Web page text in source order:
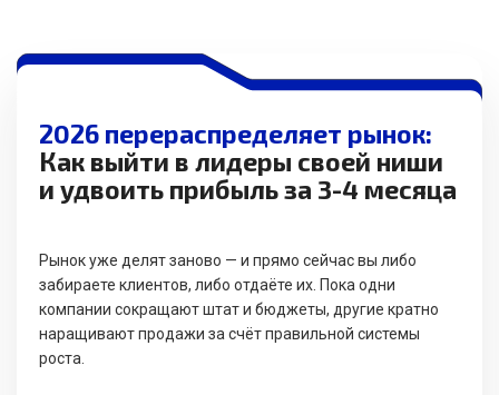
2026 перераспределяет рынок:
Как выйти в лидеры своей ниши
и удвоить прибыль за 3-4 месяца
Рынок уже делят заново — и прямо сейчас вы либо
забираете клиентов, либо отдаёте их. Пока одни
компании сокращают штат и бюджеты, другие кратно
наращивают продажи за счёт правильной системы
роста.